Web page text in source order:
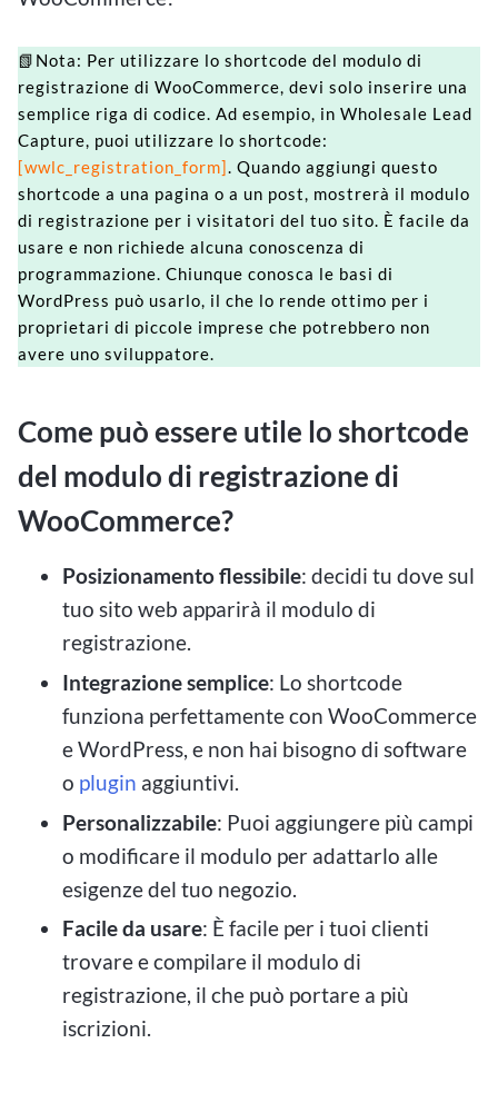
📗Nota: Per utilizzare lo shortcode del modulo di
registrazione di WooCommerce, devi solo inserire una
semplice riga di codice. Ad esempio, in Wholesale Lead
Capture, puoi utilizzare lo shortcode:
[wwlc_registration_form]. Quando aggiungi questo
shortcode a una pagina o a un post, mostrerà il modulo
di registrazione per i visitatori del tuo sito. È facile da
usare e non richiede alcuna conoscenza di
programmazione. Chiunque conosca le basi di
WordPress può usarlo, il che lo rende ottimo per i
proprietari di piccole imprese che potrebbero non
avere uno sviluppatore.
Come può essere utile lo shortcode
del modulo di registrazione di
WooCommerce?
Posizionamento flessibile: decidi tu dove sul
tuo sito web apparirà il modulo di
registrazione.
Integrazione semplice: Lo shortcode
funziona perfettamente con WooCommerce
e WordPress, e non hai bisogno di software
o plugin aggiuntivi.
Personalizzabile: Puoi aggiungere più campi
o modificare il modulo per adattarlo alle
esigenze del tuo negozio.
Facile da usare: È facile per i tuoi clienti
trovare e compilare il modulo di
registrazione, il che può portare a più
iscrizioni.